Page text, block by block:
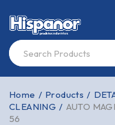
Home / Products /
CLEANING / AUTO
56